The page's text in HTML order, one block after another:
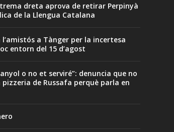
dreta aprova de retirar Perpinyà
de la Llengua Catalana
l’amistós a Tànger per la incertesa
entorn del 15 d’agost
o no et serviré”: denuncia que no
pizzeria de Russafa perquè parla en